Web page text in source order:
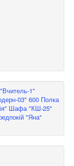
1"
03" 600 Полка
Шафа "КШ-25"
"Яна"